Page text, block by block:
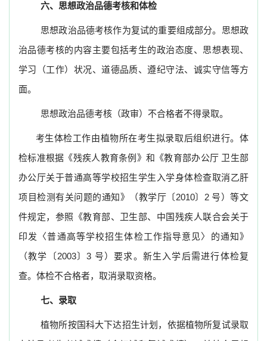
六、思想政治品德考核和体检
思想政治品德考核作为复试的重要组成部分。思想政
治品德考核的内容主要包括考生的政治态度、思想表现、
学习（工作）状况、道德品质、遵纪守法、诚实守信等方
面。
思想政治品德考核（政审）不合格者不得录取。
考生体检工作由植物所在考生拟录取后组织进行。体
检标准根据《残疾人教育条例》和《教育部办公厅 卫生部
办公厅关于普通高等学校招生学生入学身体检查取消乙肝
项目检测有关问题的通知》（教学厅〔2010〕 2 号）等文
件规定，参照《教育部、卫生部、中国残疾人联合会关于
印发〈普通高等学校招生体检工作指导意见〉的通知》
（教学〔2003〕3 号）要求。新生入学后需进行体检复
查。体检不合格者，取消录取资格。
七、录取
植物所按国科大下达招生计划，依据植物所复试录取